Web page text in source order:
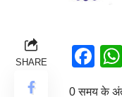
SHARE
0 समय के